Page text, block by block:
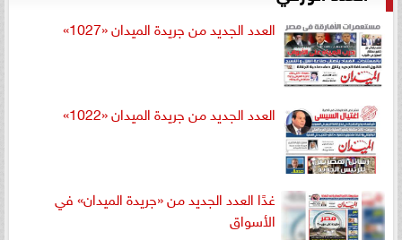
العدد الجديد من جريدة الميدان «1027»
العدد الجديد من جريدة الميدان «1022»
غدًا العدد الجديد من «جريدة الميدان» في
الأسواق